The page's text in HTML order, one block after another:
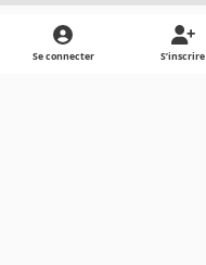
Partager
Se connecter S’inscrire